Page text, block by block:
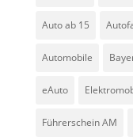
Auto ab 15
Automobile
eAuto
Führerschein AM